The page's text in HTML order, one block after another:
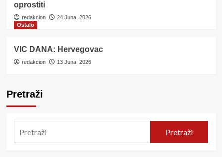
oprostiti
redakcion
24 Juna, 2026
Ostalo
VIC DANA: Hervegovac
redakcion 13 Juna, 2026
Pretraži
Pretraži